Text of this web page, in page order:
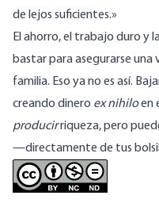
de lejos suficientes.»
El ahorro, el trabajo duro y
bastar para asegurarse
familia. Eso ya no es así.
creando dinero ex nihiloen
producirriqueza, pero
—directamente de tus